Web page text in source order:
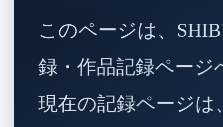
このページは、
録・作品記録ペー
現在の記録ページは